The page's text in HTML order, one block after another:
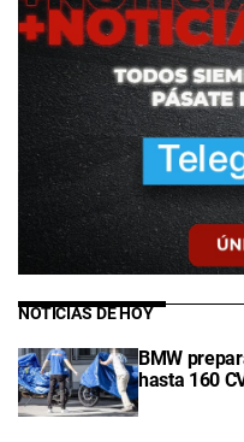
NOTICIAS DE HOY
BMW
hasta 160